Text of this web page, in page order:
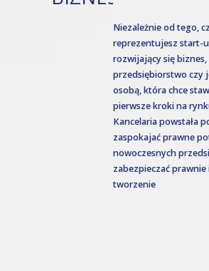
Niezależnie od tego,
reprezentujesz start-
rozwijający się biznes,
przedsiębiorstwo czy
osobą, która chce
pierwsze kroki na
Kancelaria powstała
zaspokajać prawne
nowoczesnych
zabezpieczać prawnie
tworzenie